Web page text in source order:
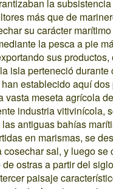
la
más que de
su carácter
la pesca a pie
sus
isla perteneció
establecido aquí
vasta meseta agrícola
industria vitivinícola,
antiguas bahías
en marismas, se
sal, y luego se
ostras a partir del
paisaje